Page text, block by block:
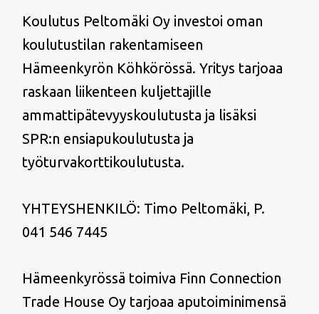
Koulutus Peltomäki Oy investoi oman
koulutustilan rakentamiseen
Hämeenkyrön Köhkörössä. Yritys tarjoaa
raskaan liikenteen kuljettajille
ammattipätevyyskoulutusta ja lisäksi
SPR:n ensiapukoulutusta ja
työturvakorttikoulutusta.
YHTEYSHENKILÖ: Timo Peltomäki, P.
041 546 7445
Hämeenkyrössä toimiva Finn Connection
Trade House Oy tarjoaa aputoiminimensä